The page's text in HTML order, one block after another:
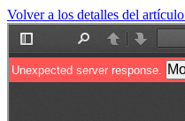
Volver a los detalles del artículo